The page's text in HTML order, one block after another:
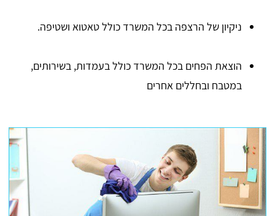
ניקיון של הרצפה בכל המשרד כולל טאטוא ושטיפה.
הוצאת הפחים בכל המשרד כולל בעמדות, בשירותים,
במטבח ובחללים אחרים